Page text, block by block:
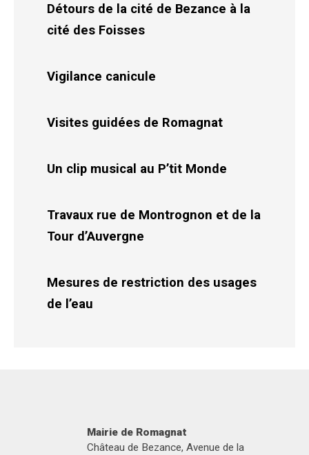
Détours de la cité de Bezance à la
cité des Foisses
Vigilance canicule
Visites guidées de Romagnat
Un clip musical au P’tit Monde
Travaux rue de Montrognon et de la
Tour d’Auvergne
Mesures de restriction des usages
de l’eau
Mairie de Romagnat
Château de Bezance, Avenue de la